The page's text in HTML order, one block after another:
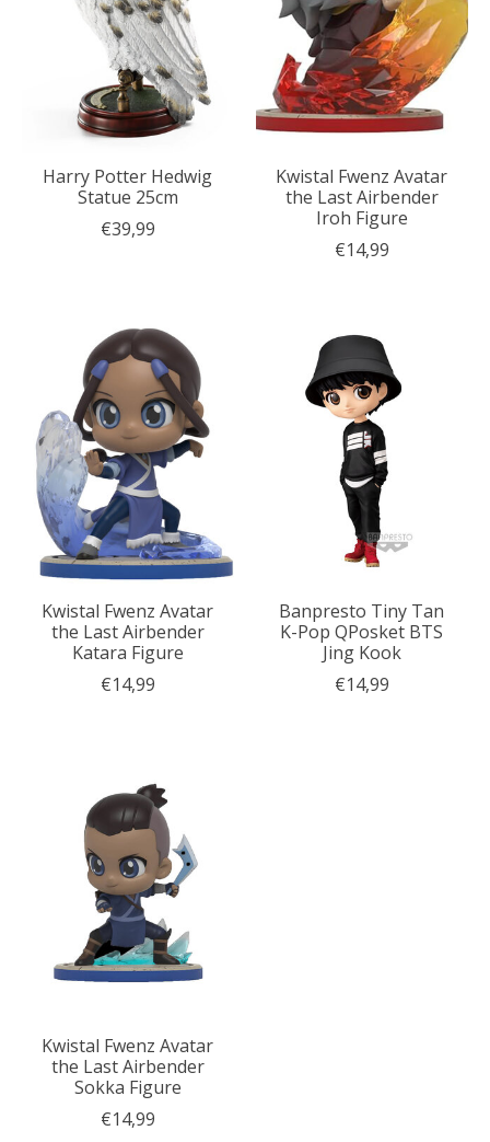
Harry Potter Hedwig
Statue 25cm
€39,99
Kwistal Fwenz Avatar
the Last Airbender
Iroh Figure
€14,99
Kwistal Fwenz Avatar
the Last Airbender
Katara Figure
€14,99
Banpresto Tiny Tan
K-Pop QPosket BTS
Jing Kook
€14,99
Kwistal Fwenz Avatar
the Last Airbender
Sokka Figure
€14,99